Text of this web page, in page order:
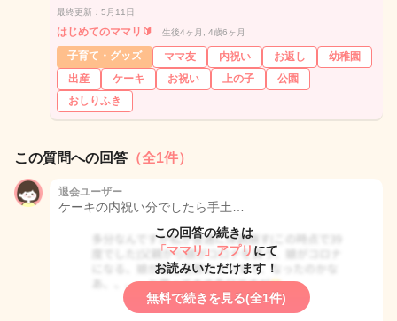
最終更新：5月11日
はじめてのママリ🔰 生後4ヶ月, 4歳6ヶ月
子育て・グッズ ママ友 内祝い お返し
幼稚園
出産
ケーキ お祝い 上の子
公園
おしりふき
この質問への回答 （全1件）
退会ユーザー
ケーキの内祝い分でしたら手土…
この回答の続きは
「ママリ」アプリ にて
お読みいただけます！
無料で続きを見る(全1件)